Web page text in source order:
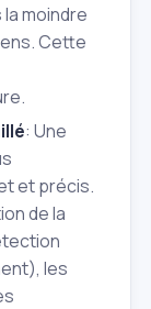
moindre
Cette
: Une
et précis.
de la
les